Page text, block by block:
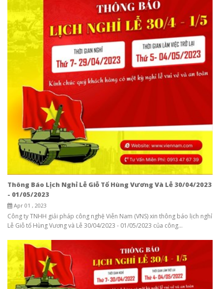
Thông Báo Lịch Nghỉ Lễ Giỗ Tổ Hùng Vương Và Lễ 30/04/2023
- 01/05/2023
Apr 01 , 2023
Công ty TNHH giải pháp công nghệ Viễn Nam (VNS) xin thông báo lịch nghỉ
Lễ Giỗ tổ Hùng Vương và Lễ 30/04/2023 - 01/05/2023 của công...